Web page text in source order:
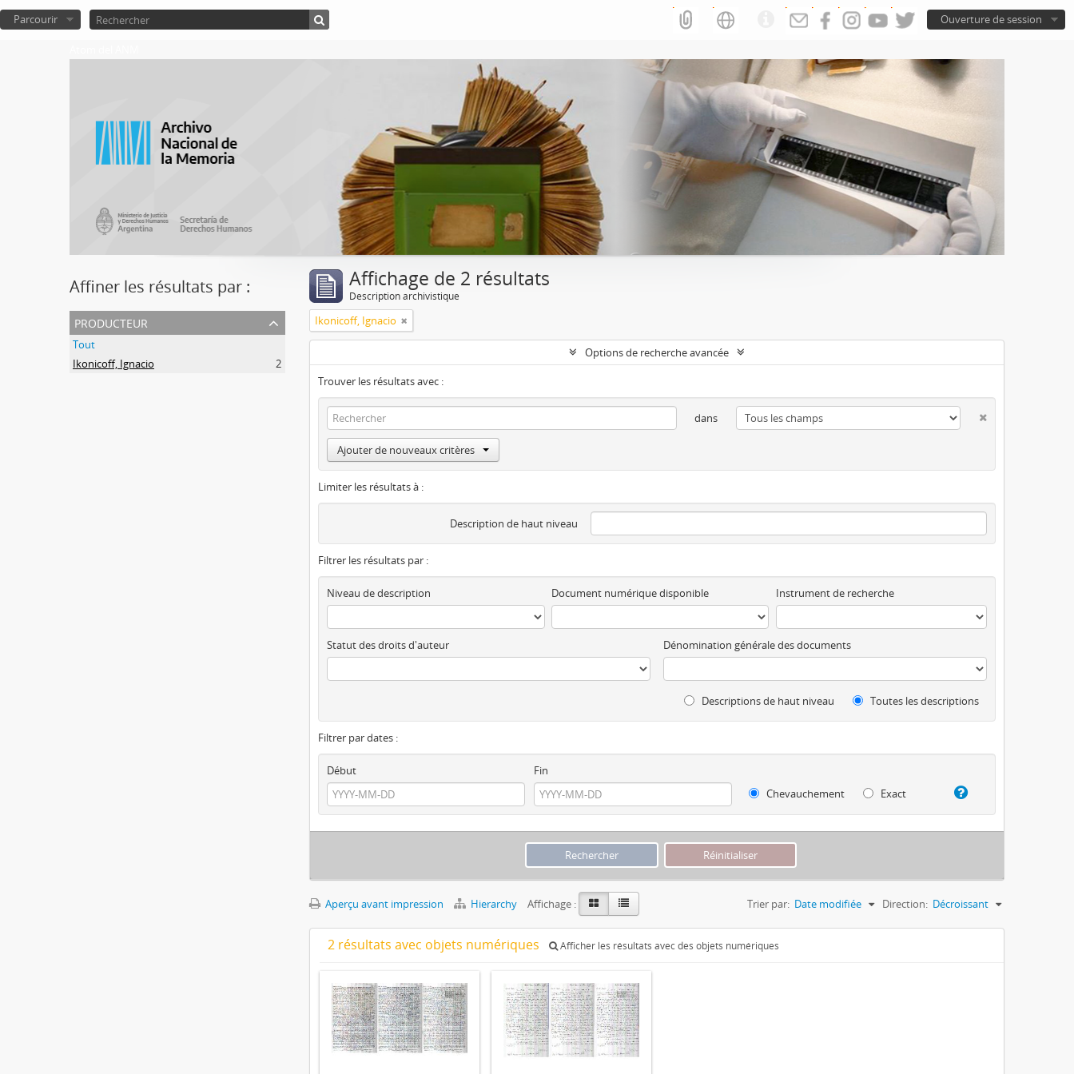
Ouverture de session
Parcourir
Affiner les résultats par :
producteur
Tout
Ikonicoff, Ignacio
2
Affichage de 2 résultats
Description archivistique
Ikonicoff, Ignacio
Options de recherche avancée
Trouver les résultats avec :
dans
Ajouter de nouveaux critères
Limiter les résultats à :
Description de haut niveau
Filtrer les résultats par :
Niveau de description Document numérique disponible Instrument de recherche
Statut des droits d'auteur Dénomination générale des documents
Descriptions de haut niveau Toutes les descriptions
Filtrer par dates :
Début
Fin
Chevauchement
Exact
Aperçu avant impression Hierarchy Affichage : Trier par: Date modifiée Direction: Décroissant
2 résultats avec objets numériques Afficher les résultats avec des objets numériques